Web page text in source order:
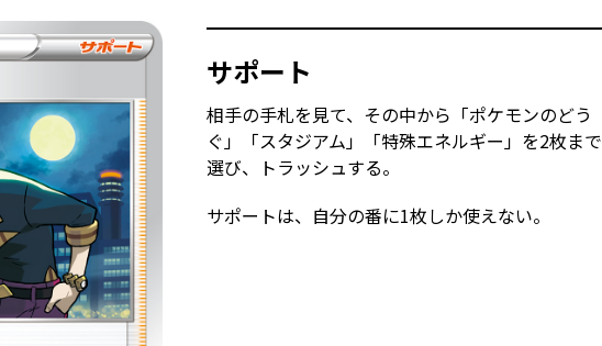
サポート
相手の手札を見て、その中から「ポケモンのどう
ぐ」「スタジアム」「特殊エネルギー」を2枚まで
選び、トラッシュする。
サポートは、自分の番に1枚しか使えない。